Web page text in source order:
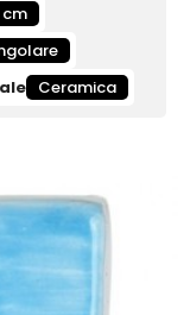
cm
Ceramica